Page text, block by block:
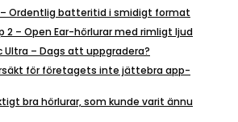
– Ordentlig batteritid i smidigt format
2 – Open Ear-hörlurar med rimligt ljud
Ultra – Dags att uppgradera?
för företagets inte jättebra app-
bra hörlurar, som kunde varit ännu